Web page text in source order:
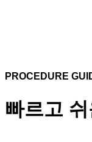
PROCEDURE
빠르고